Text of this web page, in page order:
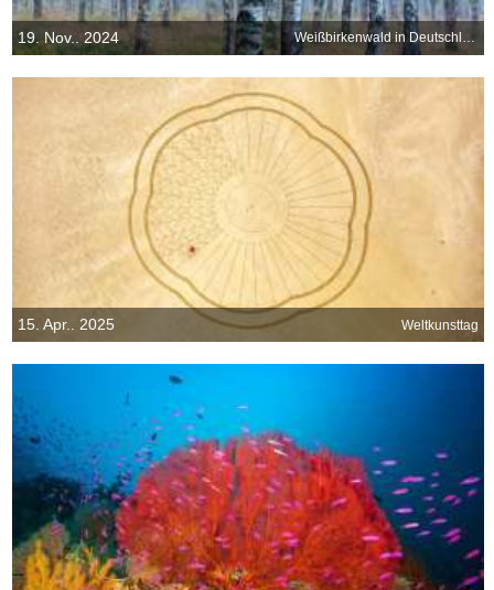
19. Nov.. 2024 Weißbirkenwald in Deutschland
15. Apr.. 2025 Weltkunsttag